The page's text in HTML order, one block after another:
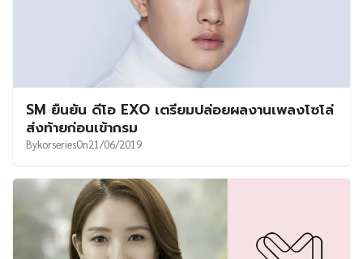
SM ยืนยัน ดีโอ EXO เตรียมปล่อยผลงานเพลงโซโล่
ส่งท้ายก่อนเข้ากรม
BykorseriesOn21/06/2019